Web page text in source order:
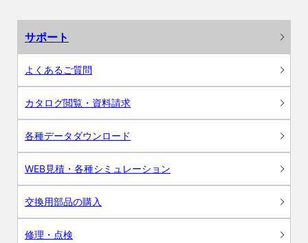
サポート
よくあるご質問
カタログ閲覧・資料請求
各種データダウンロード
WEB見積・各種シミュレーション
交換用部品の購入
修理・点検